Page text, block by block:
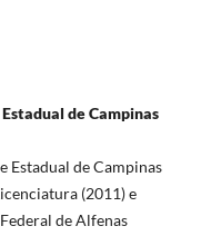
de Campinas
Estadual de Campinas
(2011) e
de Alfenas